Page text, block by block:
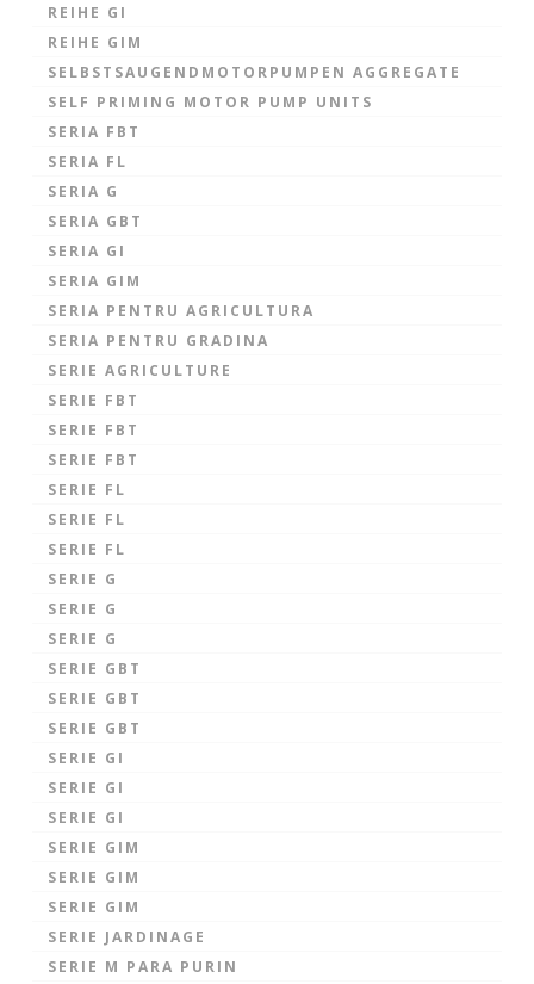
REIHE GI
REIHE GIM
SELBSTSAUGENDMOTORPUMPEN AGGREGATE
SELF PRIMING MOTOR PUMP UNITS
SERIA FBT
SERIA FL
SERIA G
SERIA GBT
SERIA GI
SERIA GIM
SERIA PENTRU AGRICULTURA
SERIA PENTRU GRADINA
SERIE AGRICULTURE
SERIE FBT
SERIE FBT
SERIE FBT
SERIE FL
SERIE FL
SERIE FL
SERIE G
SERIE G
SERIE G
SERIE GBT
SERIE GBT
SERIE GBT
SERIE GI
SERIE GI
SERIE GI
SERIE GIM
SERIE GIM
SERIE GIM
SERIE JARDINAGE
SERIE M PARA PURIN